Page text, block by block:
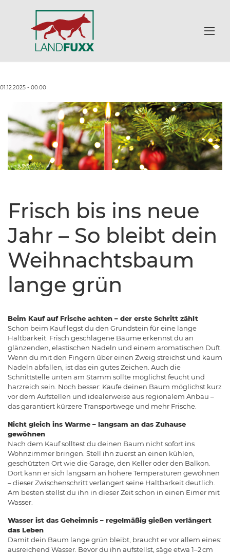
01.12.2025 - 00:00
Frisch bis ins neue
Jahr – So bleibt dein
Weihnachtsbaum
lange grün
Beim Kauf auf Frische achten – der erste Schritt zählt
Schon beim Kauf legst du den Grundstein für eine lange
Haltbarkeit. Frisch geschlagene Bäume erkennst du an
glänzenden, elastischen Nadeln und einem aromatischen Duft.
Wenn du mit den Fingern über einen Zweig streichst und kaum
Nadeln abfallen, ist das ein gutes Zeichen. Auch die
Schnittstelle unten am Stamm sollte möglichst feucht und
harzreich sein. Noch besser: Kaufe deinen Baum möglichst kurz
vor dem Aufstellen und idealerweise aus regionalem Anbau –
das garantiert kürzere Transportwege und mehr Frische.
Nicht gleich ins Warme – langsam an das Zuhause
gewöhnen
Nach dem Kauf solltest du deinen Baum nicht sofort ins
Wohnzimmer bringen. Stell ihn zuerst an einen kühlen,
geschützten Ort wie die Garage, den Keller oder den Balkon.
Dort kann er sich langsam an höhere Temperaturen gewöhnen
– dieser Zwischenschritt verlängert seine Haltbarkeit deutlich.
Am besten stellst du ihn in dieser Zeit schon in einen Eimer mit
Wasser.
Wasser ist das Geheimnis – regelmäßig gießen verlängert
das Leben
Damit dein Baum lange grün bleibt, braucht er vor allem eines:
ausreichend Wasser. Bevor du ihn aufstellst, säge etwa 1–2 cm